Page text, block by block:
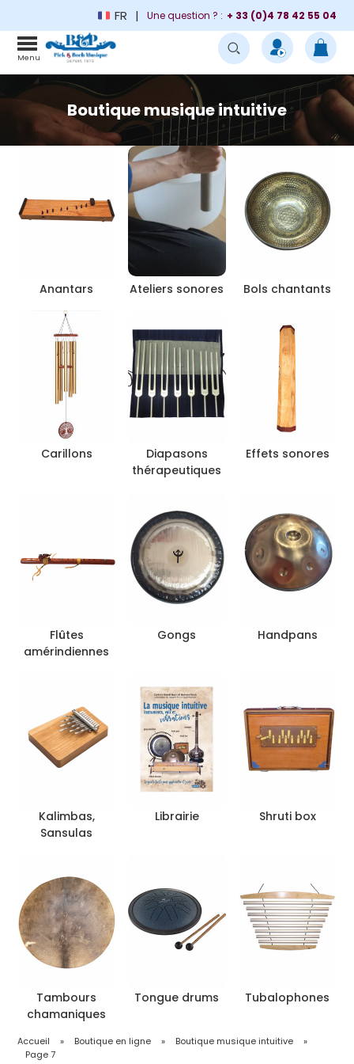
FR Une question ? : + 33 (0)4 78 42 55 04
Menu
Boutique musique intuitive
Anantars Ateliers sonores Bols chantants
Carillons
Diapasons
thérapeutiques
Effets sonores
Flûtes
amérindiennes
Gongs Handpans
Kalimbas,
Sansulas
Librairie Shruti box
Tambours
chamaniques
Tongue drums Tubalophones
Accueil » Boutique en ligne » Boutique musique intuitive
»
Page 7